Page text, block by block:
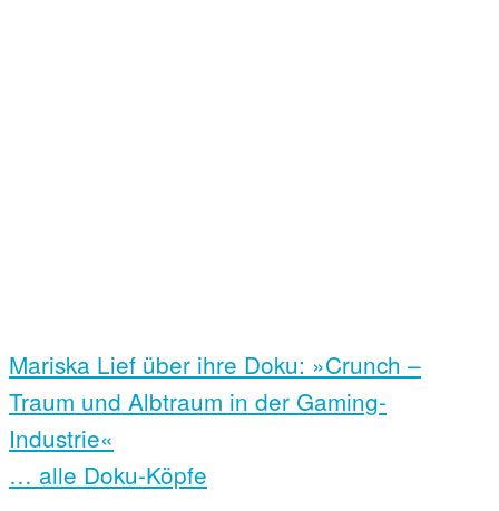
Mariska Lief über ihre Doku: »Crunch –
Traum und Albtraum in der Gaming-
Industrie«
… alle Doku-Köpfe